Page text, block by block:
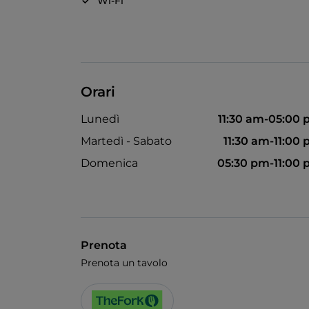
Orari
Lunedì
11:30 am-05:00
Martedì - Sabato
11:30 am-11:00
Domenica
05:30 pm-11:00
Prenota
Prenota un tavolo